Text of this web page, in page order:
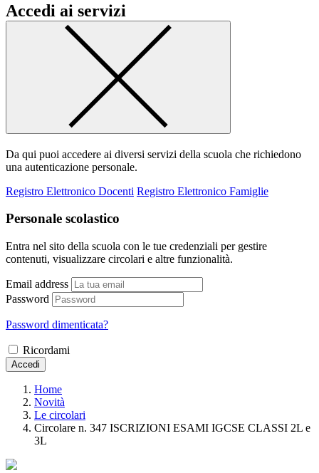
Accedi ai servizi
Da qui puoi accedere ai diversi servizi della scuola che richiedono
una autenticazione personale.
Registro Elettronico Docenti Registro Elettronico Famiglie
Personale scolastico
Entra nel sito della scuola con le tue credenziali per gestire
contenuti, visualizzare circolari e altre funzionalità.
Email address
Password
Password dimenticata?
Ricordami
Accedi
Home
Novità
Le circolari
Circolare n. 347 ISCRIZIONI ESAMI IGCSE CLASSI 2L e
3L